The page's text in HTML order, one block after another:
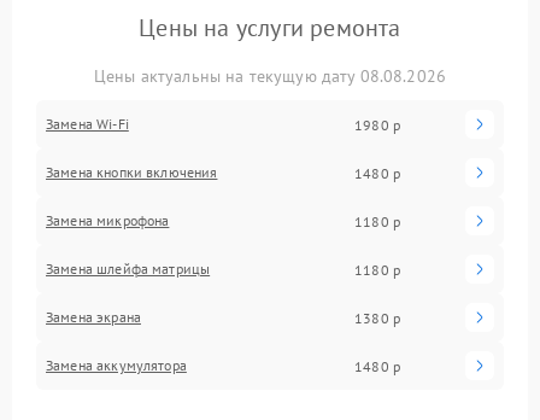
Цены на услуги ремонта
Цены актуальны на текущую дату 08.08.2026
Замена Wi-Fi 1980 р
Замена кнопки включения 1480 р
Замена микрофона 1180 р
Замена шлейфа матрицы 1180 р
Замена экрана 1380 р
Замена аккумулятора 1480 р